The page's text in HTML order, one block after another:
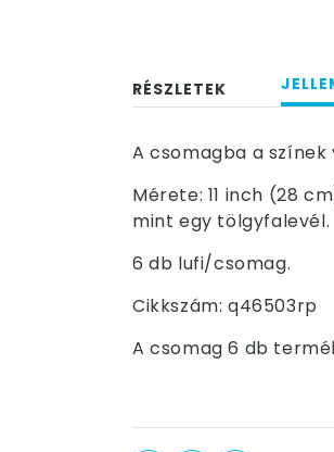
RÉSZLETEK
A csomagba a
Mérete: 11 inch (28
mint egy tölgyfalevél.
6 db lufi/csomag.
Cikkszám: q46503rp
A csomag 6 db